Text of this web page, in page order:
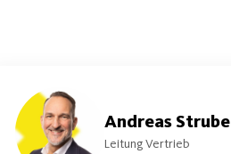
Andreas Strube
Leitung Vertrieb